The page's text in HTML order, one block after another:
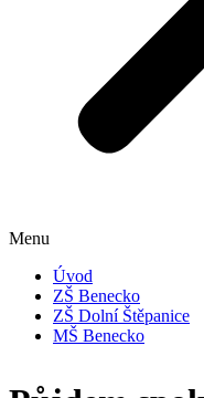
Menu
Úvod
ZŠ Benecko
ZŠ Dolní Štěpanice
MŠ Benecko